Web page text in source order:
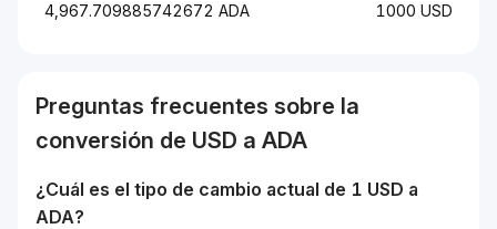
4,967.709885742672 ADA 1000 USD
Preguntas frecuentes sobre la
conversión de USD a ADA
¿Cuál es el tipo de cambio actual de 1 USD a
ADA?